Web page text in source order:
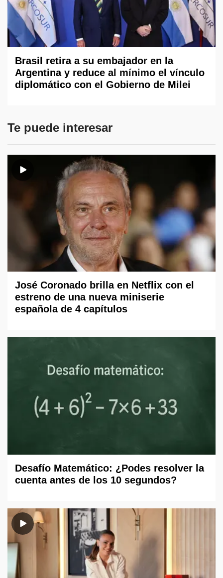
Brasil retira a su embajador en la
Argentina y reduce al mínimo el vínculo
diplomático con el Gobierno de Milei
Te puede interesar
José Coronado brilla en Netflix con el
estreno de una nueva miniserie
española de 4 capítulos
Desafío Matemático: ¿Podes resolver la
cuenta antes de los 10 segundos?